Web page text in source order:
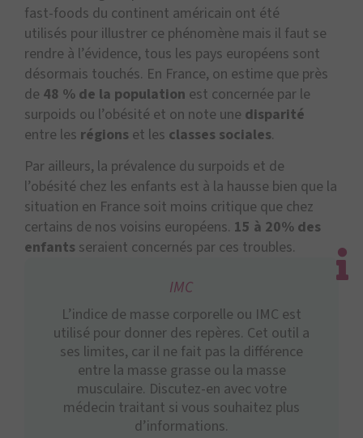
fast-foods du continent américain ont été
utilisés pour illustrer ce phénomène mais il faut se
rendre à l’évidence, tous les pays européens sont
désormais touchés. En France, on estime que près
de 48 % de la population est concernée par le
surpoids ou l’obésité et on note une disparité
entre les régions et les classes sociales.
Par ailleurs, la prévalence du surpoids et de
l’obésité chez les enfants est à la hausse bien que la
situation en France soit moins critique que chez
certains de nos voisins européens. 15 à 20% des
enfants seraient concernés par ces troubles.
IMC
L’indice de masse corporelle ou IMC est
utilisé pour donner des repères. Cet outil a
ses limites, car il ne fait pas la différence
entre la masse grasse ou la masse
musculaire. Discutez-en avec votre
médecin traitant si vous souhaitez plus
d’informations.